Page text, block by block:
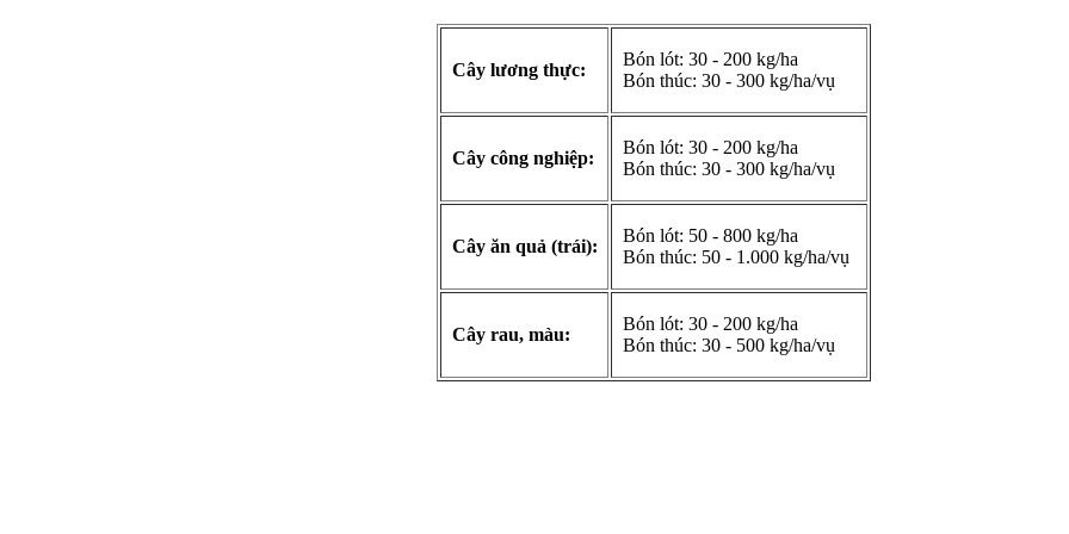
Cây lương thực:
Bón lót: 30 - 200 kg/ha
Bón thúc: 30 - 300 kg/ha/vụ
Cây công nghiệp:
Bón lót: 30 - 200 kg/ha
Bón thúc: 30 - 300 kg/ha/vụ
Cây ăn quả (trái):
Bón lót: 50 - 800 kg/ha
Bón thúc: 50 - 1.000 kg/ha/vụ
Cây rau, màu:
Bón lót: 30 - 200 kg/ha
Bón thúc: 30 - 500 kg/ha/vụ